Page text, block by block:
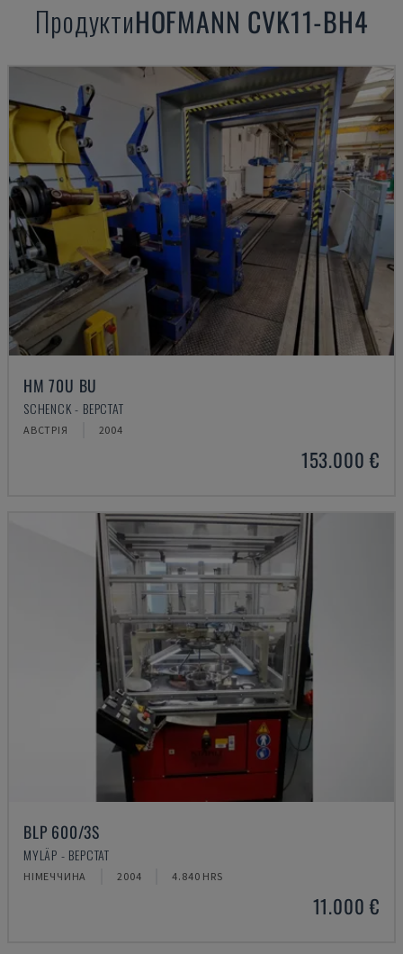
ПродуктиHOFMANN CVK11-BH4
HM 70U BU
SCHENCK - ВЕРСТАТ
АВСТРІЯ 2004
153.000 €
BLP 600/3S
MYLÄP - ВЕРСТАТ
НІМЕЧЧИНА 2004 4.840 HRS
11.000 €